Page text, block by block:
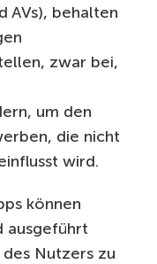
AVs), behalten
zwar bei,
um den
die nicht
wird.
können
ausgeführt
Nutzers zu